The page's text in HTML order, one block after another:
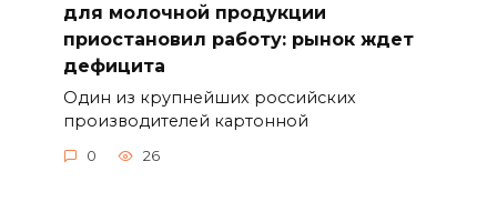
для молочной продукции
приостановил работу: рынок ждет
дефицита
Один из крупнейших российских
производителей картонной
0 26